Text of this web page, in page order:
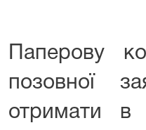
Паперову
позовної
отримати в